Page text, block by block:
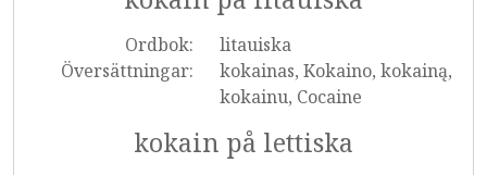
Ordbok:
litauiska
Översättningar:
kokainas, Kokaino, kokainą,
kokainu, Cocaine
kokain på lettiska